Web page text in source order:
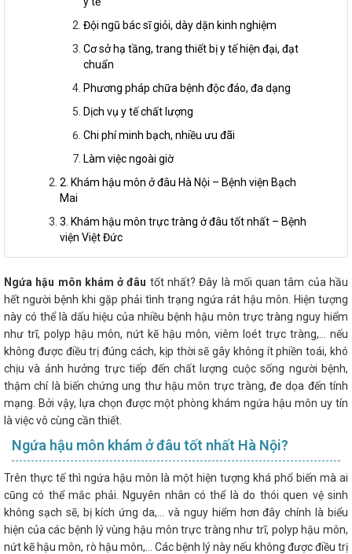
Đội ngũ bác sĩ giỏi, dày dặn kinh nghiệm
Cơ sở hạ tầng, trang thiết bị y tế hiện đại, đạt
chuẩn
Phương pháp chữa bệnh độc đáo, đa dạng
Dịch vụ y tế chất lượng
Chi phí minh bạch, nhiều ưu đãi
Làm việc ngoài giờ
2. Khám hậu môn ở đâu Hà Nội – Bệnh viện Bạch
Mai
3. Khám hậu môn trực tràng ở đâu tốt nhất – Bệnh
viện Việt Đức
Ngứa hậu môn khám ở đâu tốt nhất? Đây là mối quan tâm của hầu
hết người bệnh khi gặp phải tình trạng ngứa rát hậu môn. Hiện tượng
này có thể là dấu hiệu của nhiều bệnh hậu môn trực tràng nguy hiểm
như trĩ, polyp hậu môn, nứt kẽ hậu môn, viêm loét trực tràng,… nếu
không được điều trị đúng cách, kịp thời sẽ gây không ít phiền toái, khó
chịu và ảnh hưởng trực tiếp đến chất lượng cuộc sống người bệnh,
thậm chí là biến chứng ung thư hậu môn trực tràng, đe dọa đến tính
mạng. Bởi vậy, lựa chọn được một phòng khám ngứa hậu môn uy tín
là việc vô cùng cần thiết.
Ngứa hậu môn khám ở đâu tốt nhất Hà Nội?
Trên thực tế thì ngứa hậu môn là một hiện tượng khá phổ biến mà ai
cũng có thể mắc phải. Nguyên nhân có thể là do thói quen vệ sinh
không sạch sẽ, bị kích ứng da,… và nguy hiểm hơn đây chính là biểu
hiện của các bệnh lý vùng hậu môn trực tràng như trĩ, polyp hậu môn,
nứt kẽ hậu môn, rò hậu môn,… Các bệnh lý này nếu không được điều trị